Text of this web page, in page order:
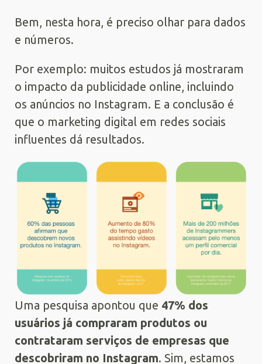
Bem, nesta hora, é preciso olhar para dados
e números.
Por exemplo: muitos estudos já mostraram
o impacto da publicidade online, incluindo
os anúncios no Instagram. E a conclusão é
que o marketing digital em redes sociais
influentes dá resultados.
Uma pesquisa apontou que 47% dos
usuários já compraram produtos ou
contrataram serviços de empresas que
descobriram no Instagram. Sim, estamos